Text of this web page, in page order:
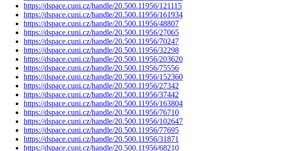
https://dspace.cuni.cz/handle/20.500.11956/121115
https://dspace.cuni.cz/handle/20.500.11956/161934
https://dspace.cuni.cz/handle/20.500.11956/48807
https://dspace.cuni.cz/handle/20.500.11956/27065
https://dspace.cuni.cz/handle/20.500.11956/70247
https://dspace.cuni.cz/handle/20.500.11956/32298
https://dspace.cuni.cz/handle/20.500.11956/203620
https://dspace.cuni.cz/handle/20.500.11956/75556
https://dspace.cuni.cz/handle/20.500.11956/152360
https://dspace.cuni.cz/handle/20.500.11956/27342
https://dspace.cuni.cz/handle/20.500.11956/37442
https://dspace.cuni.cz/handle/20.500.11956/163804
https://dspace.cuni.cz/handle/20.500.11956/76710
https://dspace.cuni.cz/handle/20.500.11956/102647
https://dspace.cuni.cz/handle/20.500.11956/77695
https://dspace.cuni.cz/handle/20.500.11956/31871
https://dspace.cuni.cz/handle/20.500.11956/68210